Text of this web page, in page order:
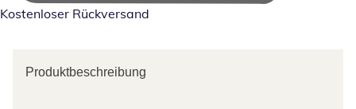
Kostenloser Rückversand
Produktbeschreibung